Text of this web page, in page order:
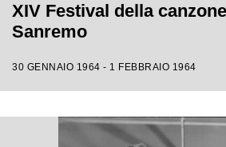
XIV Festival della
Sanremo
30 GENNAIO 1964 - 1 FEBBRAIO 1964